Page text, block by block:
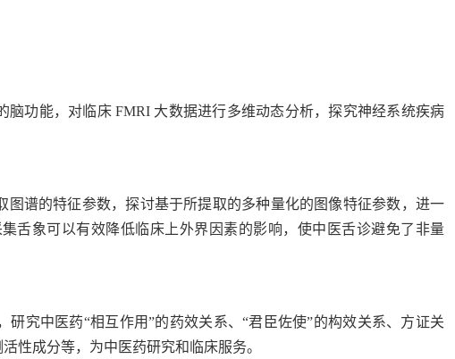
功能，对临床 FMRI 大数据进行多维动态分析，探究神经系统疾病
谱的特征参数，探讨基于所提取的多种量化的图像特征参数，进一
舌象可以有效降低临床上外界因素的影响，使中医舌诊避免了非量
究中医药“相互作用”的药效关系、“君臣佐使”的构效关系、方证关
性成分等，为中医药研究和临床服务。